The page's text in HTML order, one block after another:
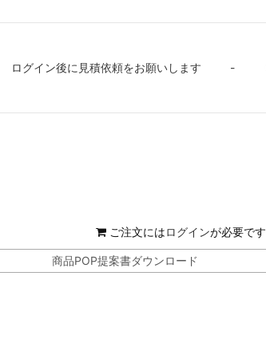
ログイン後に見積依頼をお願いします -
ご注文にはログインが必要です